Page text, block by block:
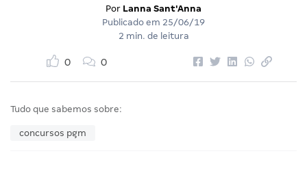
Por Lanna Sant'Anna
Publicado em 25/06/19
2 min. de leitura
0 0
Tudo que sabemos sobre:
concursos pgm